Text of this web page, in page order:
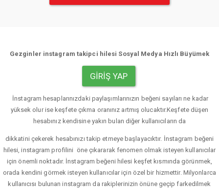
Gezginler instagram takipci hilesi Sosyal Medya Hızlı Büyümek
GIRIŞ YAP
İnstagram hesaplarınızdaki paylaşımlarınızın beğeni sayıları ne kadar
yüksek olur ise keşfete çıkma oranınız artmış olucaktır.Keşfete düşen
hesabınız kendisine yakın bulan diğer kullanıcıların da
dikkatini çekerek hesabınızı takip etmeye başlayacıktır. İnstagram beğeni
hilesi, instagram profilini öne çıkararak fenomen olmak isteyen kullanıcılar
için önemli noktadır. İnstagram beğeni hilesi keşfet kısmında görünmek,
orada kendini görmek isteyen kullanıcılar için özel bir hizmettir. Milyonlarca
kullanıcısı bulunan instagram da rakiplerinizin önüne geçip farkedilmek